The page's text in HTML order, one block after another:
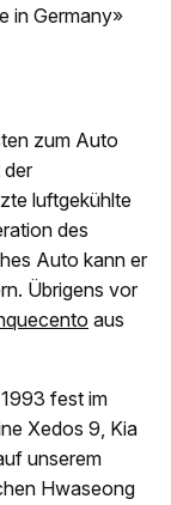
in Germany»
zum Auto
der
luftgekühlte
des
Auto kann er
Übrigens vor
aus
fest im
Xedos 9, Kia
unserem
Hwaseong